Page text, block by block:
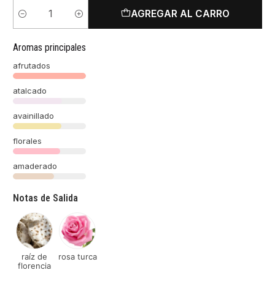
Cantidad
AGREGAR AL CARRO
Aromas principales
afrutados
atalcado
avainillado
florales
amaderado
Notas de Salida
raíz de
florencia
rosa turca